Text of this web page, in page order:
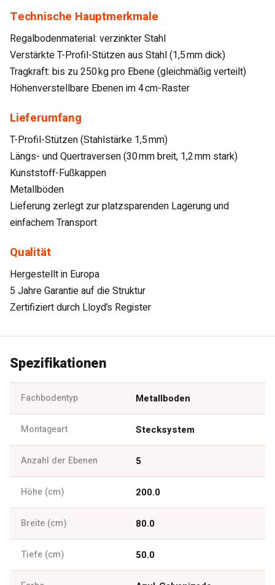
Technische Hauptmerkmale
Regalbodenmaterial: verzinkter Stahl
Verstärkte T-Profil-Stützen aus Stahl (1,5 mm dick)
Tragkraft: bis zu 250 kg pro Ebene (gleichmäßig verteilt)
Höhenverstellbare Ebenen im 4 cm-Raster
Lieferumfang
T-Profil-Stützen (Stahlstärke 1,5 mm)
Längs- und Quertraversen (30 mm breit, 1,2 mm stark)
Kunststoff-Fußkappen
Metallböden
Lieferung zerlegt zur platzsparenden Lagerung und
einfachem Transport
Qualität
Hergestellt in Europa
5 Jahre Garantie auf die Struktur
Zertifiziert durch Lloyd’s Register
Spezifikationen
Fachbodentyp Metallboden
Montageart Stecksystem
Anzahl der Ebenen 5
Höhe (cm) 200.0
Breite (cm) 80.0
Tiefe (cm) 50.0